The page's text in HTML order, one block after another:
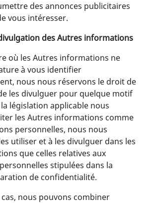
des annonces publicitaires
vous intéresser.
des Autres informations
où les Autres informations ne
à vous identifier
nous nous réservons le droit de
les divulguer pour quelque motif
législation applicable nous
les Autres informations comme
personnelles, nous nous
utiliser et à les divulguer dans les
que celles relatives aux
stipulées dans la
de confidentialité.
nous pouvons combiner